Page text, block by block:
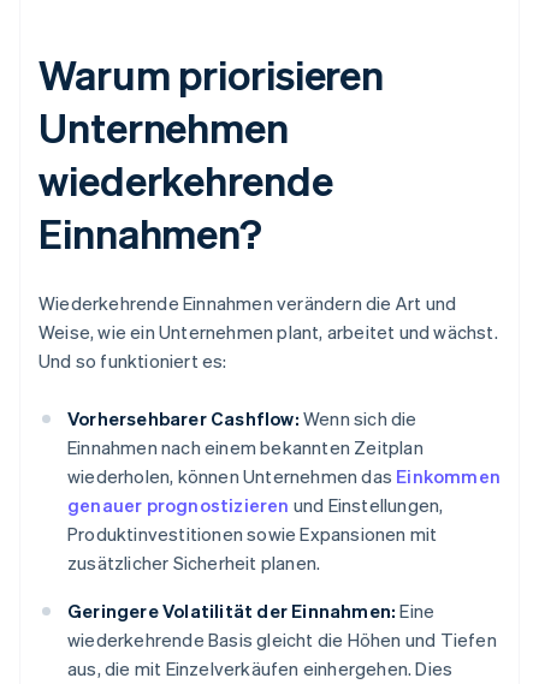
Warum priorisieren
Unternehmen
wiederkehrende
Einnahmen?
Wiederkehrende Einnahmen verändern die Art und
Weise, wie ein Unternehmen plant, arbeitet und wächst.
Und so funktioniert es:
Vorhersehbarer Cashflow: Wenn sich die
Einnahmen nach einem bekannten Zeitplan
wiederholen, können Unternehmen das Einkommen
genauer prognostizieren und Einstellungen,
Produktinvestitionen sowie Expansionen mit
zusätzlicher Sicherheit planen.
Geringere Volatilität der Einnahmen: Eine
wiederkehrende Basis gleicht die Höhen und Tiefen
aus, die mit Einzelverkäufen einhergehen. Dies